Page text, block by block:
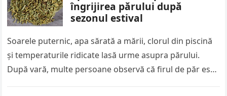
îngrijirea părului după
sezonul estival
Soarele puternic, apa sărată a mării, clorul din piscină
și temperaturile ridicate lasă urme asupra părului.
După vară, multe persoane observă că firul de păr este